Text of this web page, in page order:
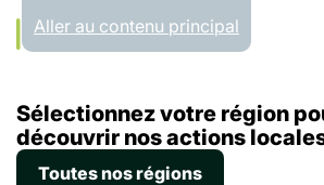
Panneau de gestion des cookies
Aller au contenu principal
Accueil Liste des actualités
Sélectionnez votre région
découvrir nos actions
Toutes nos régions